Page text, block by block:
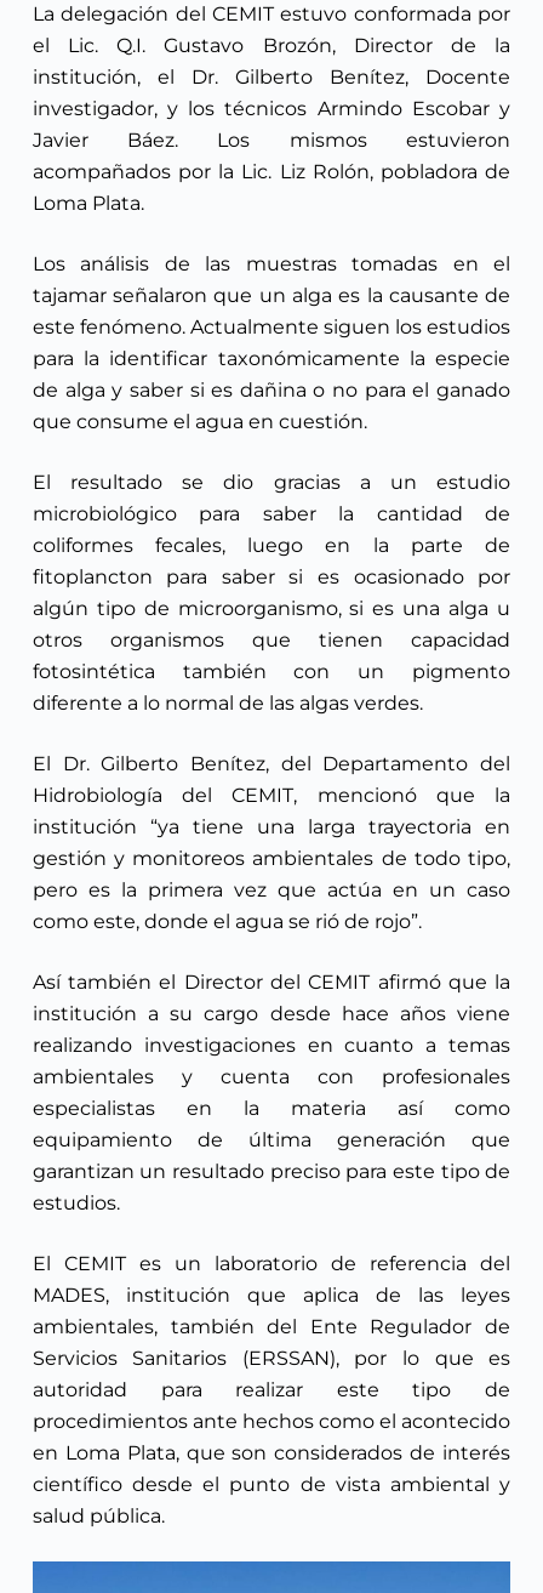
La delegación del CEMIT estuvo conformada por
el Lic. Q.I. Gustavo Brozón, Director de la
institución, el Dr. Gilberto Benítez, Docente
investigador, y los técnicos Armindo Escobar y
Javier Báez. Los mismos estuvieron
acompañados por la Lic. Liz Rolón, pobladora de
Loma Plata.
Los análisis de las muestras tomadas en el
tajamar señalaron que un alga es la causante de
este fenómeno. Actualmente siguen los estudios
para la identificar taxonómicamente la especie
de alga y saber si es dañina o no para el ganado
que consume el agua en cuestión.
El resultado se dio gracias a un estudio
microbiológico para saber la cantidad de
coliformes fecales, luego en la parte de
fitoplancton para saber si es ocasionado por
algún tipo de microorganismo, si es una alga u
otros organismos que tienen capacidad
fotosintética también con un pigmento
diferente a lo normal de las algas verdes.
El Dr. Gilberto Benítez, del Departamento del
Hidrobiología del CEMIT, mencionó que la
institución “ya tiene una larga trayectoria en
gestión y monitoreos ambientales de todo tipo,
pero es la primera vez que actúa en un caso
como este, donde el agua se rió de rojo”.
Así también el Director del CEMIT afirmó que la
institución a su cargo desde hace años viene
realizando investigaciones en cuanto a temas
ambientales y cuenta con profesionales
especialistas en la materia así como
equipamiento de última generación que
garantizan un resultado preciso para este tipo de
estudios.
El CEMIT es un laboratorio de referencia del
MADES, institución que aplica de las leyes
ambientales, también del Ente Regulador de
Servicios Sanitarios (ERSSAN), por lo que es
autoridad para realizar este tipo de
procedimientos ante hechos como el acontecido
en Loma Plata, que son considerados de interés
científico desde el punto de vista ambiental y
salud pública.